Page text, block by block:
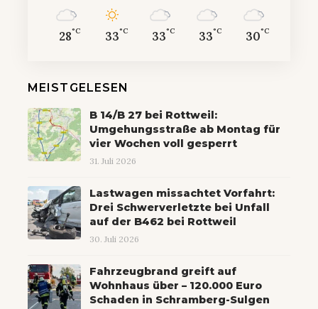
28°C 33°C 33°C 33°C 30°C
MEISTGELESEN
B 14/B 27 bei Rottweil:
Umgehungsstraße ab Montag für
vier Wochen voll gesperrt
31. Juli 2026
Lastwagen missachtet Vorfahrt:
Drei Schwerverletzte bei Unfall
auf der B462 bei Rottweil
30. Juli 2026
Fahrzeugbrand greift auf
Wohnhaus über – 120.000 Euro
Schaden in Schramberg-Sulgen